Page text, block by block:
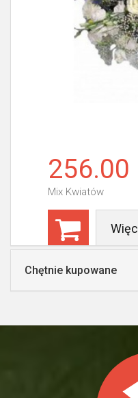
256.00
Mix Kwiatów
Chętnie kupowane